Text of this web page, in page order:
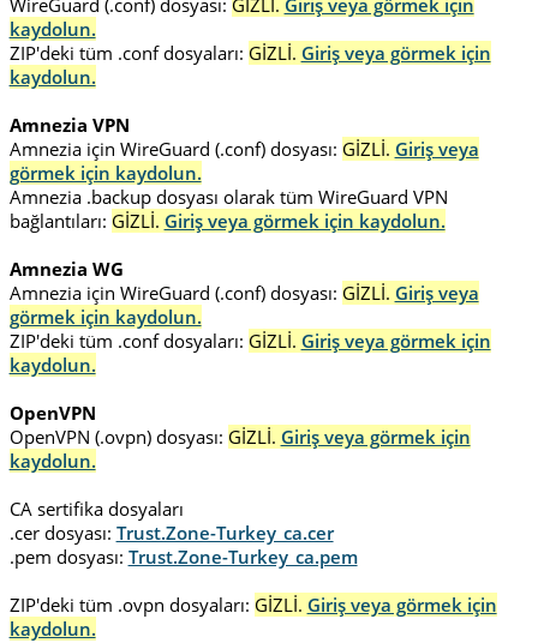
WireGuard (.conf) dosyası: GİZLİ. Giriş veya görmek için
kaydolun.
ZIP'deki tüm .conf dosyaları: GİZLİ. Giriş veya görmek için
kaydolun.
Amnezia VPN
Amnezia için WireGuard (.conf) dosyası: GİZLİ. Giriş veya
görmek için kaydolun.
Amnezia .backup dosyası olarak tüm WireGuard VPN
bağlantıları: GİZLİ. Giriş veya görmek için kaydolun.
Amnezia WG
Amnezia için WireGuard (.conf) dosyası: GİZLİ. Giriş veya
görmek için kaydolun.
ZIP'deki tüm .conf dosyaları: GİZLİ. Giriş veya görmek için
kaydolun.
OpenVPN
OpenVPN (.ovpn) dosyası: GİZLİ. Giriş veya görmek için
kaydolun.
CA sertifika dosyaları
.cer dosyası: Trust.Zone-Turkey_ca.cer
.pem dosyası: Trust.Zone-Turkey_ca.pem
ZIP'deki tüm .ovpn dosyaları: GİZLİ. Giriş veya görmek için
kaydolun.